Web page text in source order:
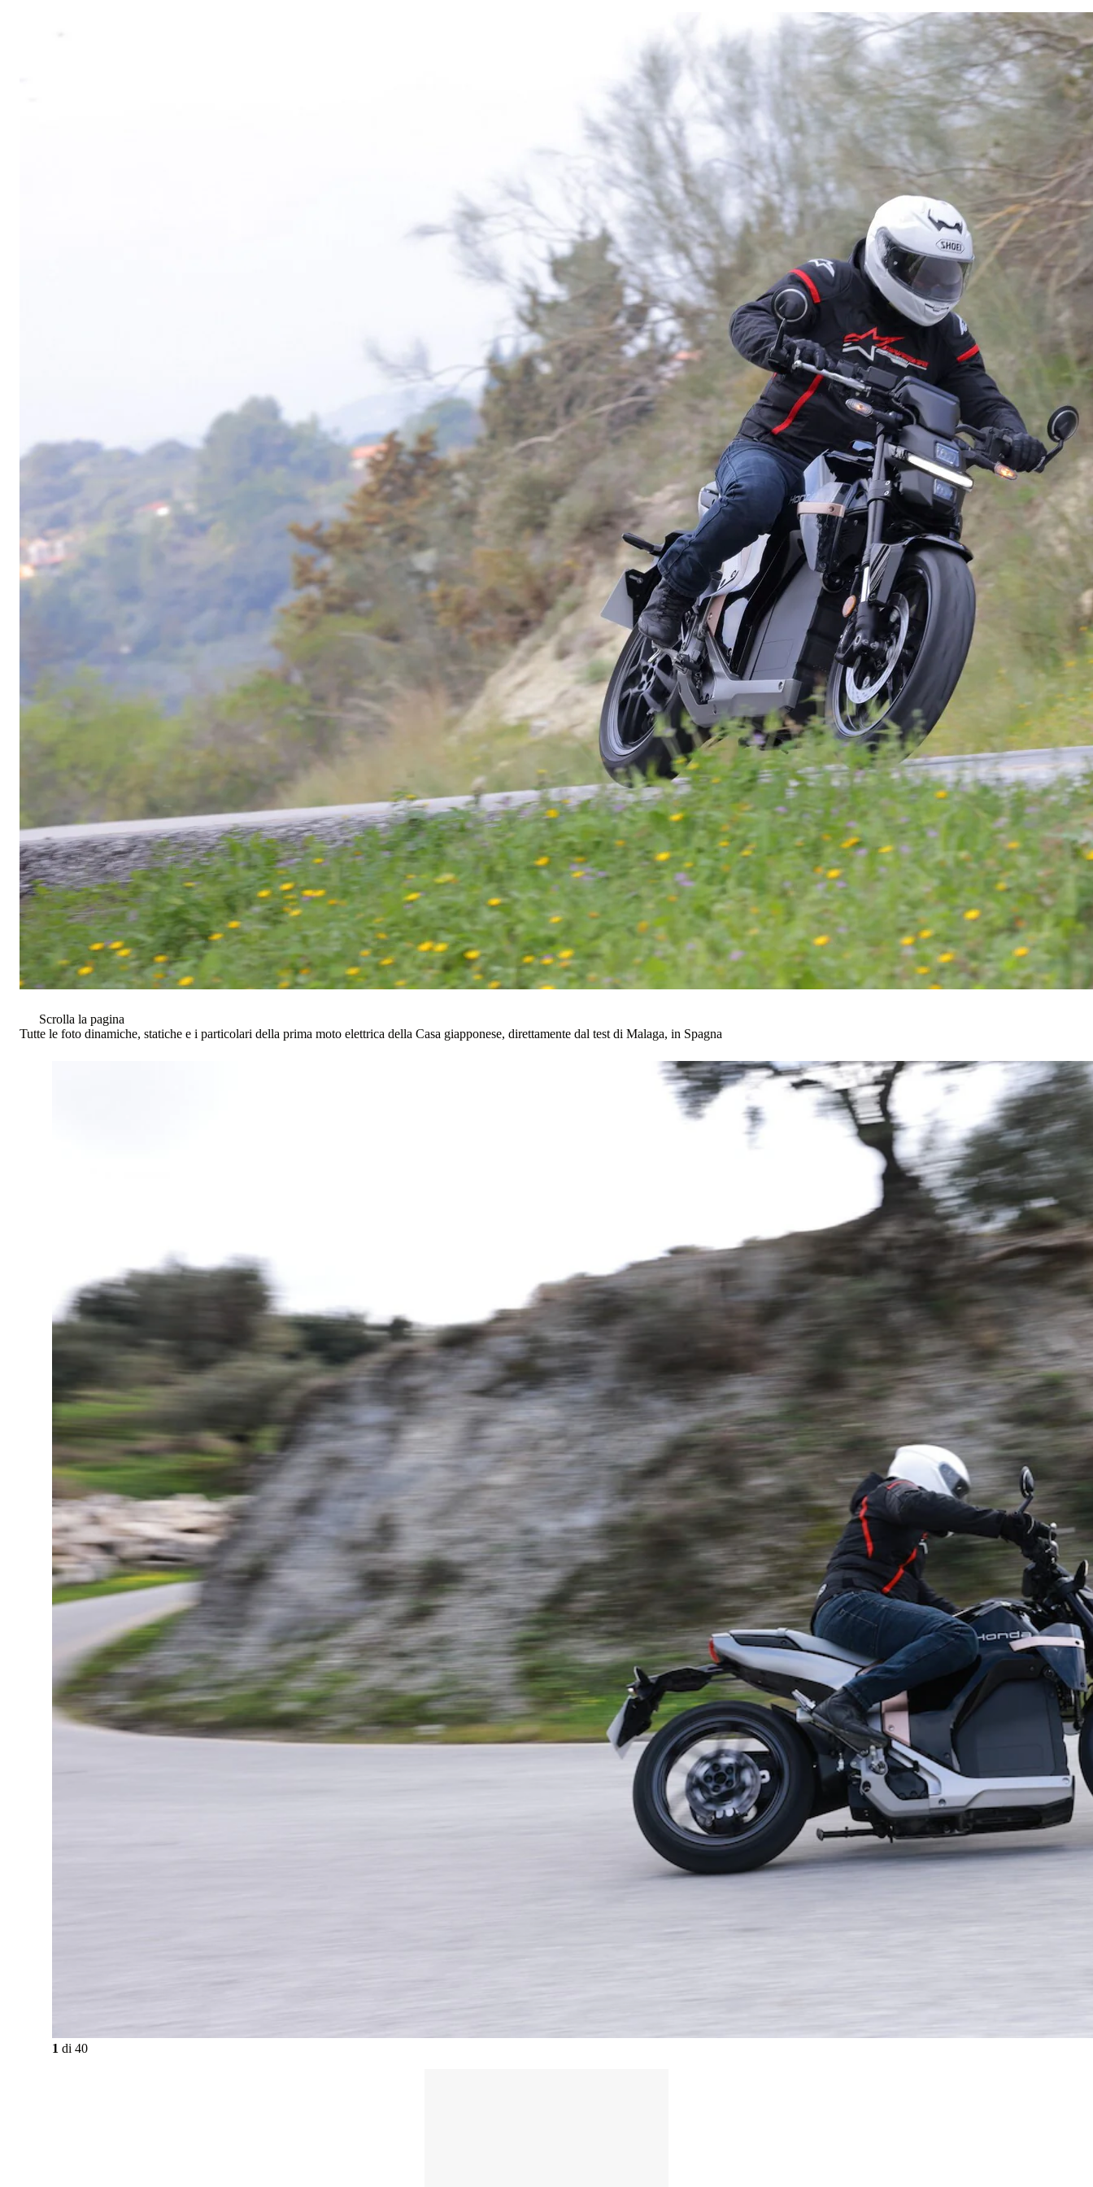
Scrolla la pagina
Tutte le foto dinamiche, statiche e i particolari della prima moto elettrica della Casa giapponese, direttamente dal test di Malaga, in Spagna
1 di 40